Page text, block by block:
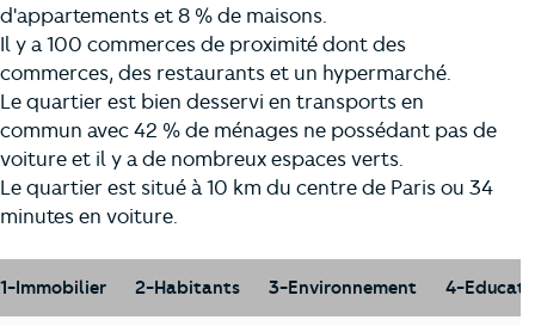
d'appartements et 8 % de maisons.
Il y a 100 commerces de proximité dont des
commerces, des restaurants et un hypermarché.
Le quartier est bien desservi en transports en
commun avec 42 % de ménages ne possédant pas de
voiture et il y a de nombreux espaces verts.
Le quartier est situé à 10 km du centre de Paris ou 34
minutes en voiture.
1-Immobilier 2-Habitants 3-Environnement 4-